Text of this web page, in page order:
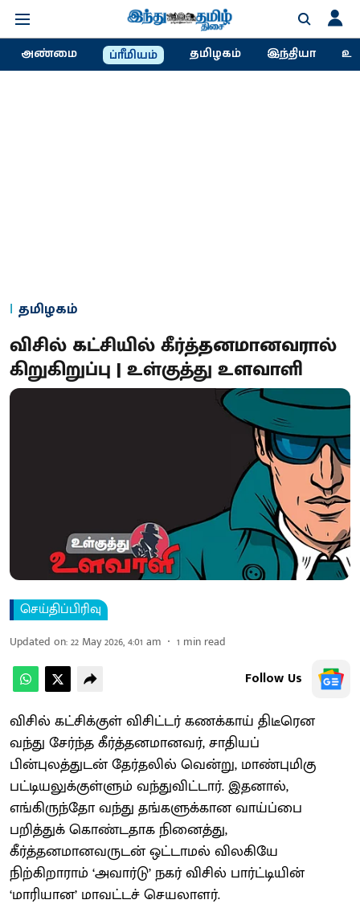
அண்மை ப்ரீமியம் தமிழகம் இந்தியா
தமிழகம்
விசில் கட்சியில் கீர்த்தனமானவரால்
கிறுகிறுப்பு | உள்குத்து உளவாளி
செய்திப்பிரிவு
Updated on:22 May 2026, 4:01 am 1 min read
Follow Us
விசில் கட்சிக்குள் விசிட்டர் கணக்காய் திடீரென
வந்து சேர்ந்த கீர்த்தனமானவர், சாதியப்
பின்புலத்துடன் தேர்தலில் வென்று, மாண்புமிகு
பட்டியலுக்குள்ளும் வந்துவிட்டார். இதனால்,
எங்கிருந்தோ வந்து தங்களுக்கான வாய்ப்பை
பறித்துக் கொண்டதாக நினைத்து,
கீர்த்தனமானவருடன் ஒட்டாமல் விலகியே
நிற்கிறாராம் ‘அவார்டு’ நகர் விசில் பார்ட்டியின்
‘மாரியான’ மாவட்டச் செயலாளர்.